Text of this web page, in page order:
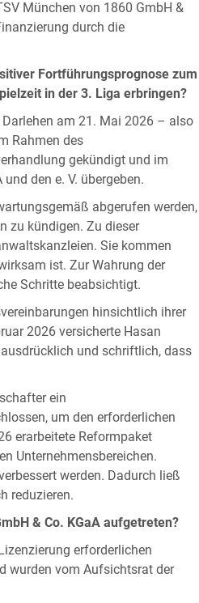
München von 1860 GmbH &
durch die
Fortführungsprognose zum
in der 3. Liga erbringen?
am 21. Mai 2026 – also
Rahmen des
gekündigt und im
den e. V. übergeben.
abgerufen werden,
zu kündigen. Zu dieser
Sie kommen
ist. Zur Wahrung der
Schritte beabsichtigt.
hinsichtlich ihrer
2026 versicherte Hasan
und schriftlich, dass
ein
um den erforderlichen
erarbeitete Reformpaket
Unternehmensbereichen.
werden. Dadurch ließ
reduzieren.
& Co. KGaA aufgetreten?
erforderlichen
wurden vom Aufsichtsrat der